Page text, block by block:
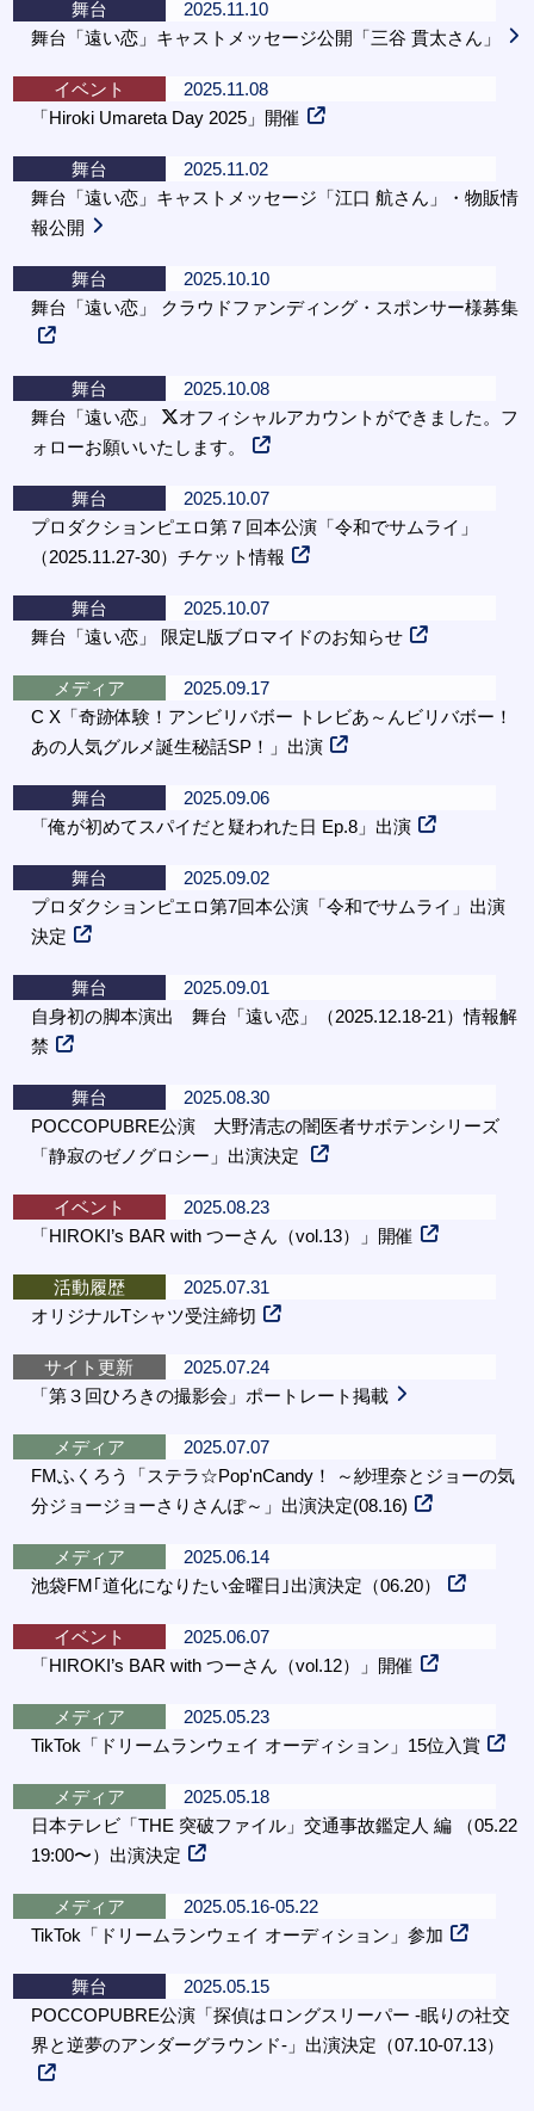
舞台
2025.11.10
舞台「遠い恋」キャストメッセージ公開「三谷 貫太さん」
イベント
2025.11.08
「Hiroki Umareta Day 2025」開催
舞台
2025.11.02
舞台「遠い恋」キャストメッセージ「江口 航さん」・物販情
報公開
舞台
2025.10.10
舞台「遠い恋」 クラウドファンディング・スポンサー様募集
舞台
2025.10.08
舞台「遠い恋」
オフィシャルアカウントができました。フ
ォローお願いいたします。
舞台
2025.10.07
プロダクションピエロ第７回本公演「令和でサムライ」
（2025.11.27-30）チケット情報
舞台
2025.10.07
舞台「遠い恋」 限定L版ブロマイドのお知らせ
メディア
2025.09.17
C X「奇跡体験！アンビリバボー トレビあ～んビリバボー！
あの人気グルメ誕生秘話SP！」出演
舞台
2025.09.06
「俺が初めてスパイだと疑われた日 Ep.8」出演
舞台
2025.09.02
プロダクションピエロ第7回本公演「令和でサムライ」出演
決定
舞台
2025.09.01
自身初の脚本演出 舞台「遠い恋」（2025.12.18-21）情報解
禁
舞台
2025.08.30
POCCOPUBRE公演 大野清志の闇医者サボテンシリーズ
「静寂のゼノグロシー」出演決定
イベント
2025.08.23
「HIROKI’s BAR with つーさん（vol.13）」開催
活動履歴
2025.07.31
オリジナルTシャツ受注締切
サイト更新
2025.07.24
「第３回ひろきの撮影会」ポートレート掲載
メディア
2025.07.07
FMふくろう「ステラ☆Pop'nCandy！ ～紗理奈とジョーの気
分ジョージョーさりさんぽ～」出演決定(08.16)
メディア
2025.06.14
池袋FM｢道化になりたい金曜日｣出演決定（06.20）
イベント
2025.06.07
「HIROKI’s BAR with つーさん（vol.12）」開催
メディア
2025.05.23
TikTok「ドリームランウェイ オーディション」15位入賞
メディア
2025.05.18
日本テレビ「THE 突破ファイル」交通事故鑑定人 編 （05.22
19:00〜）出演決定
メディア
2025.05.16-05.22
TikTok「ドリームランウェイ オーディション」参加
舞台
2025.05.15
POCCOPUBRE公演「探偵はロングスリーパー -眠りの社交
界と逆夢のアンダーグラウンド-」出演決定（07.10-07.13）